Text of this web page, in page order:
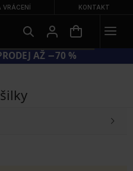
VRÁCENÍ KONTAKT
AŽ −70 %